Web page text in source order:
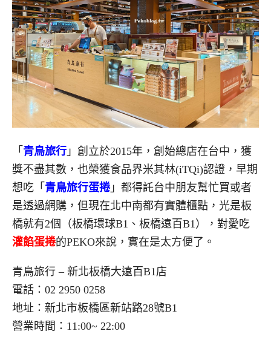
「 青鳥旅行 」創立於2015年，創始總店在台中，獲
獎不盡其數，也榮獲食品界米其林(iTQi)認證，早期
想吃「 青鳥旅行蛋捲」都得託台中朋友幫忙買或者
是透過網購，但現在北中南都有實體櫃點，光是板
橋就有2個（板橋環球B1、板橋遠百B1），對愛吃
灌餡蛋捲的PEKO來說，實在是太方便了。
青鳥旅行 – 新北板橋大遠百B1店
電話： 02 2950 0258
地址：新北市板橋區新站路28號B1
營業時間：11:00~ 22:00